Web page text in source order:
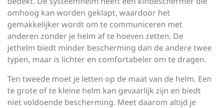
omhoog kan worden geklapt, waardoor het
gemakkelijker wordt om te communiceren met
anderen zonder je helm af te hoeven zetten. De
jethelm biedt minder bescherming dan de andere twee
typen, maar is lichter en comfortabeler om te dragen.
Ten tweede moet je letten op de maat van de helm. Een
te grote of te kleine helm kan gevaarlijk zijn en biedt
niet voldoende bescherming. Meet daarom altijd je